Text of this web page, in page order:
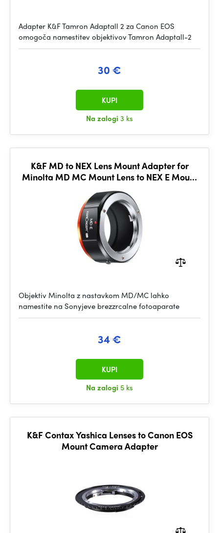
Adapter K&F Tamron Adaptall 2 za Canon EOS
omogoča namestitev objektivov Tamron Adaptall-2
30 €
Na zalogi 3 ks
KUPI
K&F MD to NEX Lens Mount Adapter for
Minolta MD MC Mount Lens to NEX E Mount
Mirrorless Cameras for
Objektiv Minolta z nastavkom MD/MC lahko
namestite na Sonyjeve brezzrcalne fotoaparate
34 €
Na zalogi 5 ks
KUPI
K&F Contax Yashica Lenses to Canon EOS
Mount Camera Adapter